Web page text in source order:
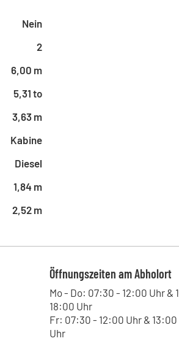
Kohrmann Baumaschinen -
Straße des 17.Juni 18, 01257 -
Kohrmann Baumaschinen -
Kniebisstraße 3, 77871 -
Huppenkothen - Thalgau
Nein
2
6,00 m
5,31 to
3,63 m
Kabine
Diesel
1,84 m
2,52 m
Öffnungszeiten am Abholort
Mo - Do: 07:30 - 12:00 Uhr &
18:00 Uhr
Fr: 07:30 - 12:00 Uhr & 13:00
Uhr